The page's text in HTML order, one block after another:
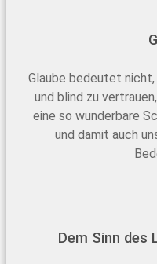
Glaube bedeutet
und blind zu
eine so wunderbare
und damit auch
Dem Sinn des